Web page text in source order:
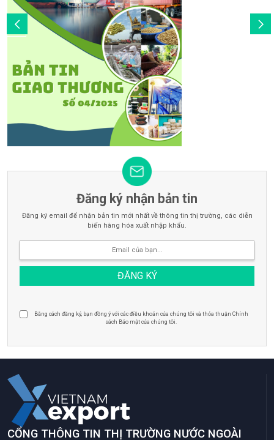
Đăng ký nhận bản tin
Đăng ký email để nhận bản tin mới nhất về thông tin thị trường, các diễn
biến hàng hóa xuất nhập khẩu.
Bằng cách đăng ký, bạn đồng ý với các điều khoản của chúng tôi và thỏa thuận Chính
sách Bảo mật của chúng tôi.
CỔNG THÔNG TIN THỊ TRƯỜNG NƯỚC NGOÀI